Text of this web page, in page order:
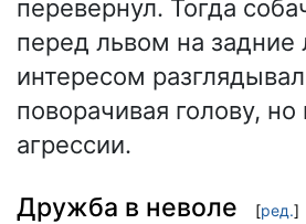
перевернул. Тогда
перед львом на задние
интересом
поворачивая голову,
агрессии.
Дружба в неволе [ред.]